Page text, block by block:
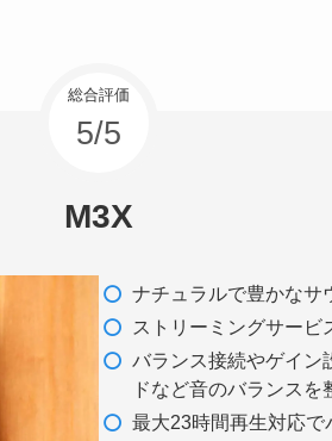
総合評価
5/5
M3X
ナチュラルで豊かなサ
ストリーミングサービ
バランス接続やゲイン
ドなど音のバランスを
最大23時間再生対応